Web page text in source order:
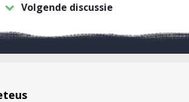
Volgende discussie